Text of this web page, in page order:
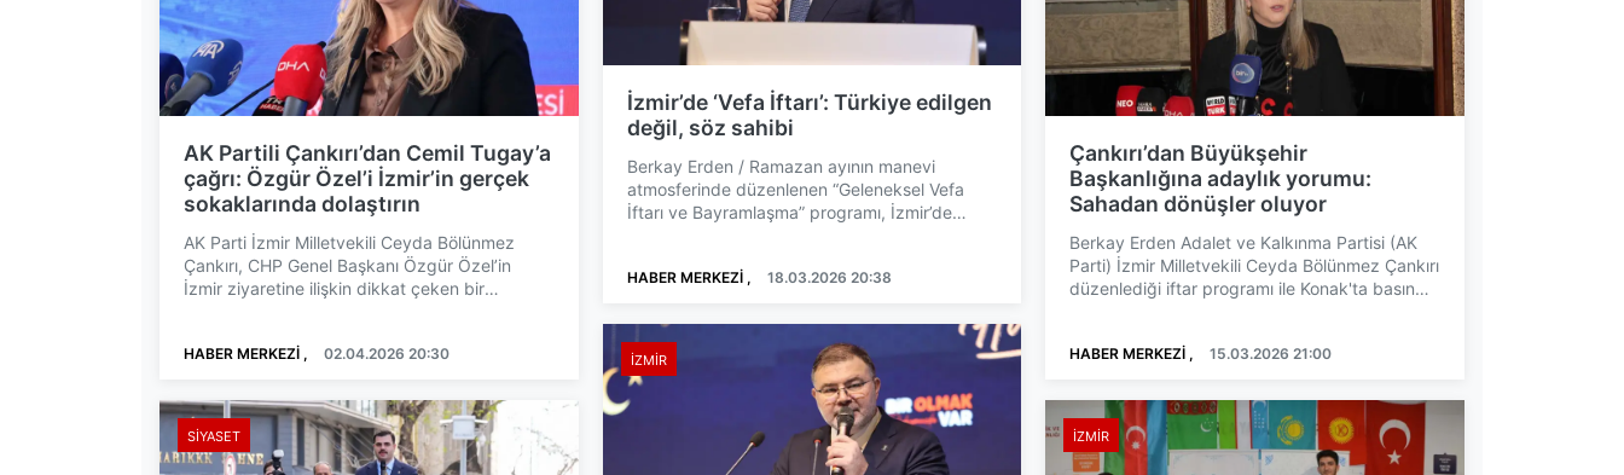
AK Partili Çankırı’dan Cemil Tugay’a
çağrı: Özgür Özel’i İzmir’in gerçek
sokaklarında dolaştırın
AK Parti İzmir Milletvekili Ceyda Bölünmez
Çankırı, CHP Genel Başkanı Özgür Özel’in
İzmir ziyaretine ilişkin dikkat çeken bir
HABER MERKEZİ , 02.04.2026 20:30
SIYASET
İzmir’de ‘Vefa İftarı’: Türkiye edilgen
değil, söz sahibi
Berkay Erden / Ramazan ayının manevi
atmosferinde düzenlenen “Geleneksel Vefa
İftarı ve Bayramlaşma” programı, İzmir’de
HABER MERKEZİ , 18.03.2026 20:38
İZMIR
Çankırı’dan Büyükşehir
Başkanlığına adaylık yorumu:
Sahadan dönüşler oluyor
Berkay Erden Adalet ve Kalkınma Partisi (AK
Parti) İzmir Milletvekili Ceyda Bölünmez Çankırı
düzenlediği iftar programı ile Konak'ta basın
HABER MERKEZİ , 15.03.2026 21:00
İZMIR